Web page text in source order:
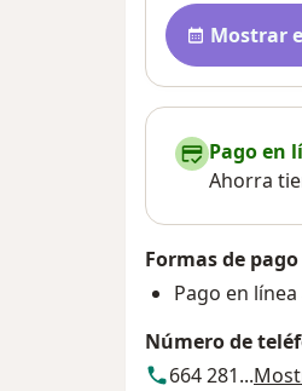
Disponibilidad
Mostrar
Pago en
Ahorra
Formas de
Pago en
Número de
664 281...